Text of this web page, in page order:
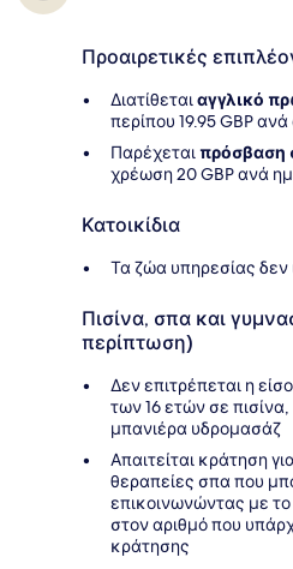
Προαιρετικές
Διατίθεταιαγγλικό
περίπου 19.95 GBP
Παρέχεταιπρόσβαση
χρέωση 20 GBP ανά
Κατοικίδια
Τα ζώα υπηρεσίας δεν
Πισίνα, σπα και
περίπτωση)
Δεν επιτρέπεται η
των 16 ετών σε
μπανιέρα υδρομασάζ
Απαιτείται κράτηση
θεραπείες σπα που
επικοινωνώντας με
στον αριθμό που
κράτησης